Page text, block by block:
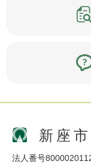
新座
法人番号